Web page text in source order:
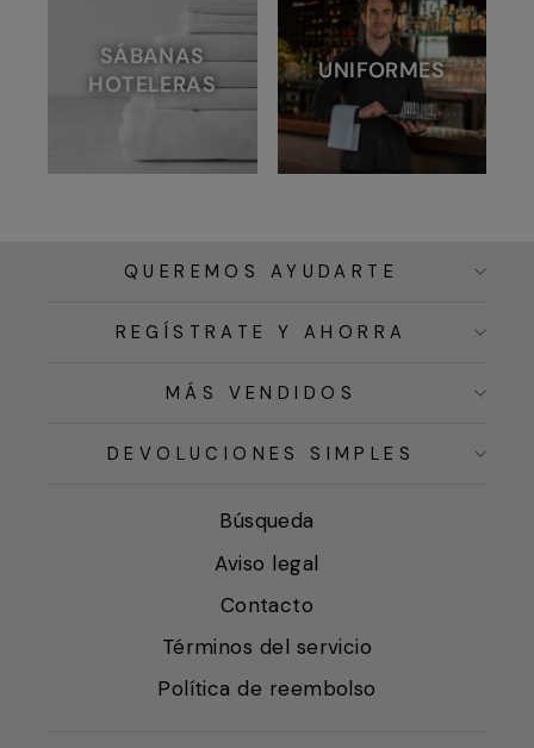
SÁBANAS
HOTELERAS
UNIFORMES
QUEREMOS AYUDARTE
REGÍSTRATE Y AHORRA
MÁS VENDIDOS
DEVOLUCIONES SIMPLES
Búsqueda
Aviso legal
Contacto
Términos del servicio
Política de reembolso